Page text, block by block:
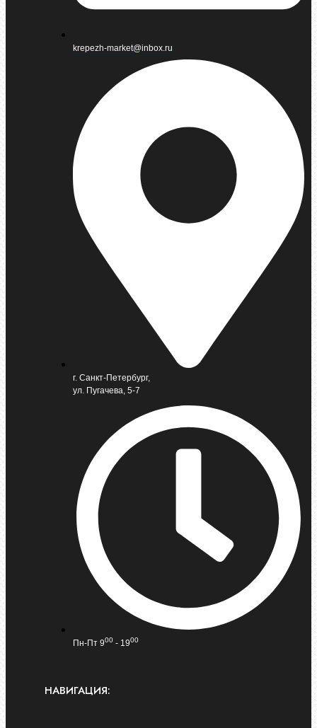
krepezh-market@inbox.ru
г. Санкт-Петербург,
ул. Пугачева, 5-7
Пн-Пт 900 - 1900
НАВИГАЦИЯ: